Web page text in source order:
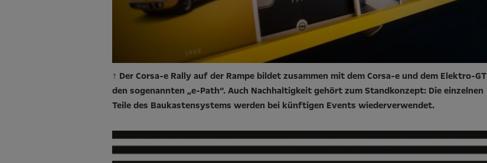
↑ Der Corsa-e Rally auf der Rampe bildet zusammen mit dem Corsa-e und dem Elektro-GT
den sogenannten „e-Path“. Auch Nachhaltigkeit gehört zum Standkonzept: Die einzelnen
Teile des Baukastensystems werden bei künftigen Events wiederverwendet.